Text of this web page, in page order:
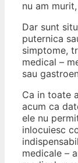
nu am
Dar sunt
puternica
simptome,
medical –
sau
Ca in toate
acum ca
ele nu
inlocuiesc
medicale –